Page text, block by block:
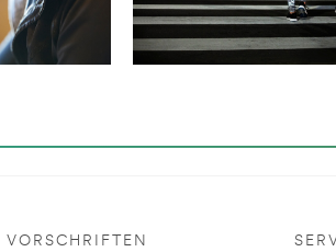
VORSCHRIFTEN